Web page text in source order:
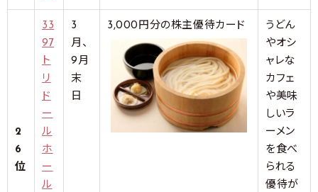
2
6
位
33
97
ト
リ
ド
ー
ル
ホ
ー
ル
3
月、
9月
末
日
3,000円分の株主優待カード
うどん
やオシ
ャレな
カフェ
や美味
しいラ
ーメン
を食べ
られる
優待が